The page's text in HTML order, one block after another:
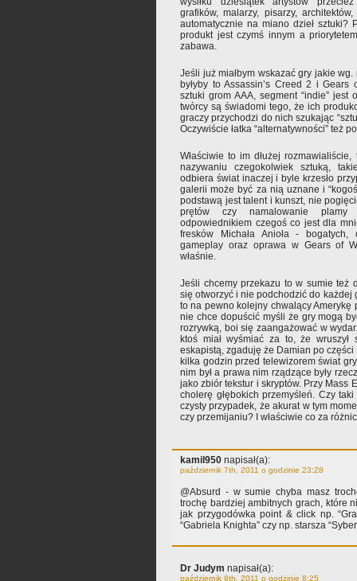
grafików, malarzy, pisarzy,
automatycznie na miano dzieł sztuki?
produkt jest czymś innym a
zabawa.
Jeśli już miałbym wskazać gry jakie
byłyby to Assassin’s Creed 2 i
sztuki grom AAA, segment “indie” jest
twórcy są świadomi tego, że ich
graczy przychodzi do nich szukając
Oczywiście łatka “alternatywności” też
Właściwie to im dłużej
nazywaniu czegokolwiek sztuką,
odbiera świat inaczej i byle krzesło
galerii może być za nią uznane i
podstawą jest talent i kunszt, nie
prętów czy namalowanie
odpowiednikiem czegoś co jest dla
fresków Michała Anioła -
gameplay oraz oprawa w Gears of
właśnie.
Jeśli chcemy przekazu to w sumie też
się otworzyć i nie podchodzić do każdej
to na pewno kolejny chwalący Amerykę
nie chce dopuścić myśli że gry mogą
rozrywką, boi się zaangażować w
ktoś miał wyśmiać za to, że
eskapistą, zgaduję że Damian po
kilka godzin przed telewizorem świat
nim był a prawa nim rządzące były
jako zbiór tekstur i skryptów. Przy Mass
cholerę głębokich przemyśleń. Czy
czysty przypadek, że akurat w tym
czy przemijaniu? I właściwie co za
kamil950 napisał(a):
październik 7th, 2011 o godzinie 23:28
@Absurd - w sumie chyba masz
trochę bardziej ambitnych grach, które
jak przygodówka point & click np.
“Gabriela Knighta” czy np. starsza
Dr Judym napisał(a):
październik 8th, 2011 o godzinie 8:25